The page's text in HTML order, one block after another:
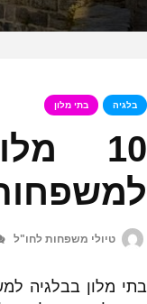
בלגיה בתי מלון
10
טיולי משפחות לחו"ל
בתי מלון בבלגיה